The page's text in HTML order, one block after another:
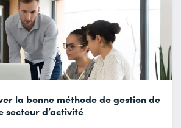
la bonne méthode de gestion de
secteur d’activité